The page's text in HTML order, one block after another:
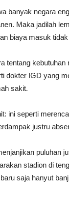
banyak negara
Maka jadilah
biaya masuk
tentang
dokter IGD yang
sakit.
ini seperti
justru
puluhan
stadion di
saja hanyut